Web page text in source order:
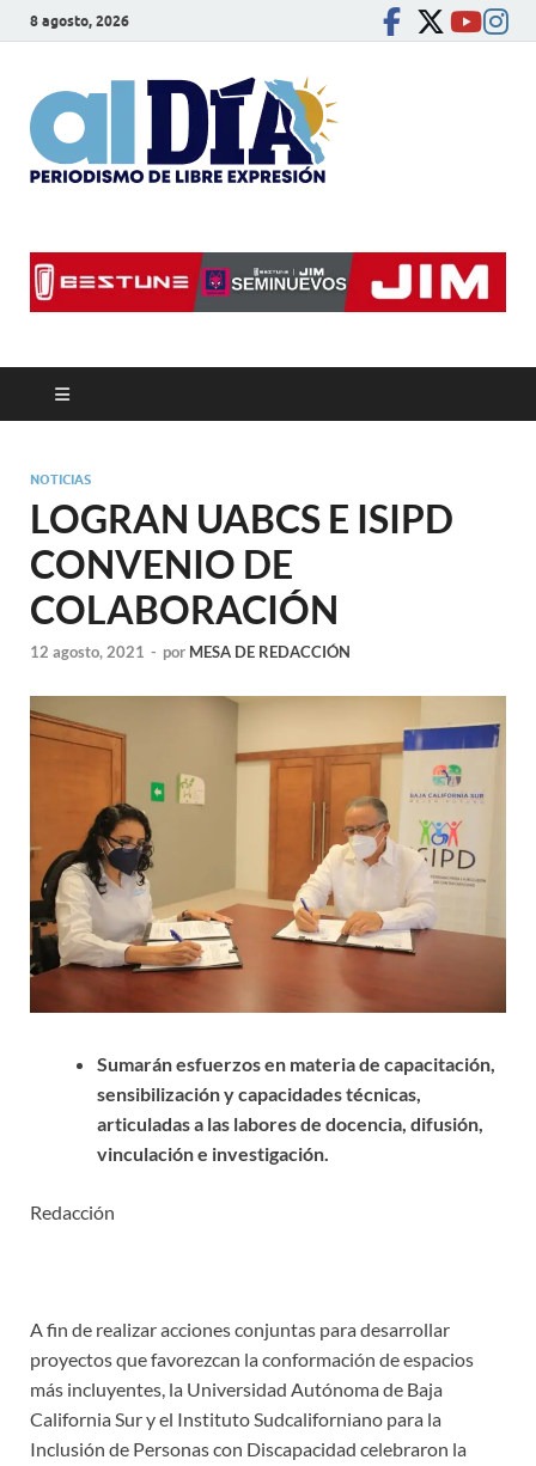
8 agosto, 2026
NOTICIAS
LOGRAN UABCS E ISIPD
CONVENIO DE
COLABORACIÓN
12 agosto, 2021 - por MESA DE REDACCIÓN
Sumarán esfuerzos en materia de capacitación,
sensibilización y capacidades técnicas,
articuladas a las labores de docencia, difusión,
vinculación e investigación.
Redacción
A fin de realizar acciones conjuntas para desarrollar
proyectos que favorezcan la conformación de espacios
más incluyentes, la Universidad Autónoma de Baja
California Sur y el Instituto Sudcaliforniano para la
Inclusión de Personas con Discapacidad celebraron la